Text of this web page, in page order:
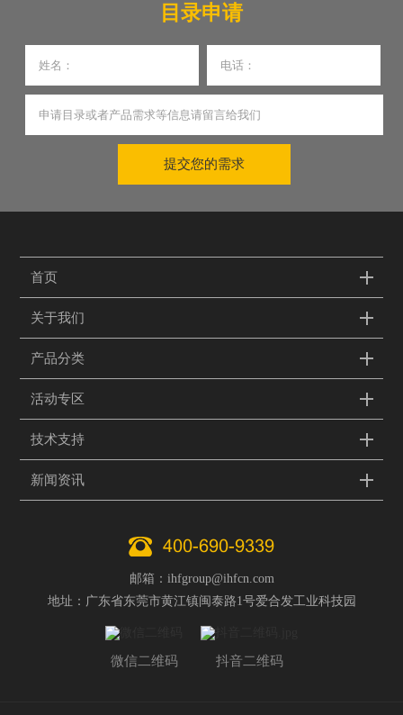
目录申请
提交您的需求
首页
关于我们
产品分类
活动专区
技术支持
新闻资讯
400-690-9339
邮箱：ihfgroup@ihfcn.com
地址：广东省东莞市黄江镇闽泰路1号爱合发工业科技园
微信二维码 抖音二维码